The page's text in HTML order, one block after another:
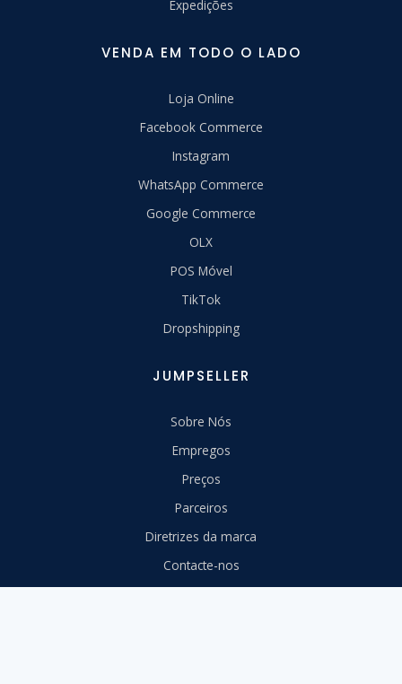
Expedições
VENDA EM TODO O LADO
Loja Online
Facebook Commerce
Instagram
WhatsApp Commerce
Google Commerce
OLX
POS Móvel
TikTok
Dropshipping
JUMPSELLER
Sobre Nós
Empregos
Preços
Parceiros
Diretrizes da marca
Contacte-nos